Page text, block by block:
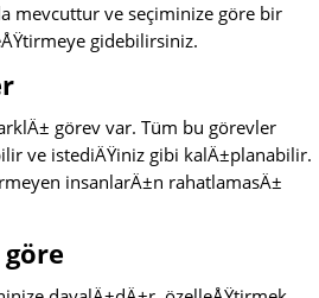
mevcuttur ve seçiminize göre bir
gidebilirsiniz.
görev var. Tüm bu görevler
ve istediÄŸiniz gibi kalÄ±planabilir.
insanlarÄ±n rahatlamasÄ±